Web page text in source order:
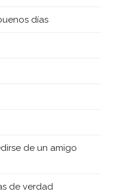
días
de un amigo
de verdad